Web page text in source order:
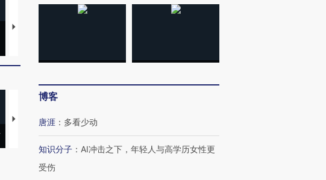
马航飞行员跨国走私7万
【推广】走进第四届链博
博客
唐涯 ： 多看少动
知识分子 ： AI冲击之下，年轻人与高学历女性更
受伤